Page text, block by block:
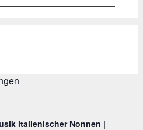
italienischer Nonnen |